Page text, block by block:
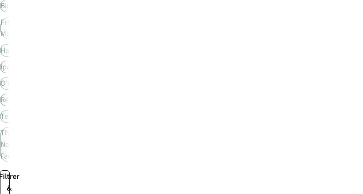
&
Birkenstock
Freedom
Moses
Havaianas
Ipanema
O'Neill
Reef
Teva
The
North
Face